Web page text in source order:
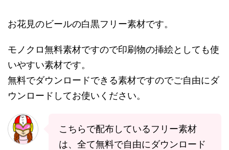
お花見のビールの白黒フリー素材です。
モノクロ無料素材ですので印刷物の挿絵としても使
いやすい素材です。
無料でダウンロードできる素材ですのでご自由にダ
ウンロードしてお使いください。
こちらで配布しているフリー素材
は、全て無料で自由にダウンロード